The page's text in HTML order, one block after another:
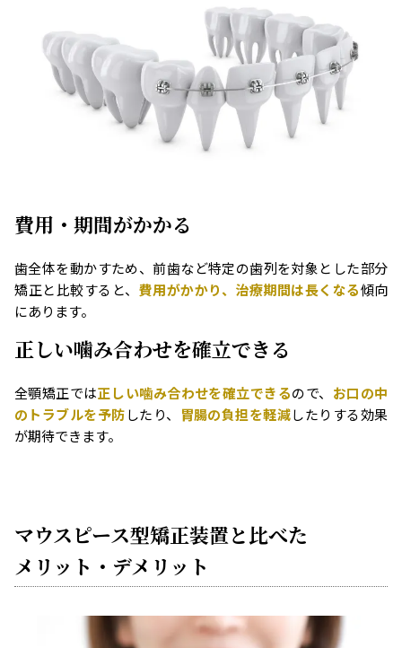
費用・期間がかかる
歯全体を動かすため、前歯など特定の歯列を対象とした部分
矯正と比較すると、 費用がかかり、治療期間は長くなる傾向
にあります。
正しい噛み合わせを確立できる
全顎矯正では正しい噛み合わせを確立できるので、 お口の中
のトラブルを予防したり、 胃腸の負担を軽減したりする効果
が期待できます。
マウスピース型矯正装置と比べた
メリット・デメリット